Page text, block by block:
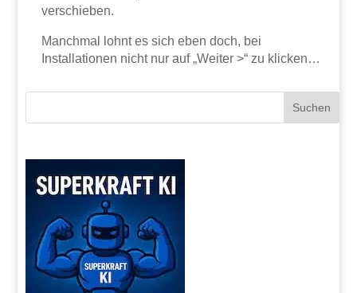
verschieben.
Manchmal lohnt es sich eben doch, bei
Installationen nicht nur auf „Weiter >“ zu klicken…